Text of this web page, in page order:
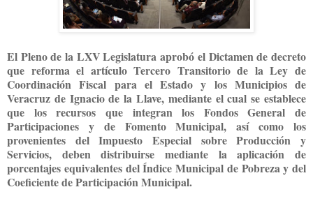
El Pleno de la LXV Legislatura aprobó el Dictamen de decreto
que reforma el artículo Tercero Transitorio de la Ley de
Coordinación Fiscal para el Estado y los Municipios de
Veracruz de Ignacio de la Llave, mediante el cual se establece
que los recursos que integran los Fondos General de
Participaciones y de Fomento Municipal, así como los
provenientes del Impuesto Especial sobre Producción y
Servicios, deben distribuirse mediante la aplicación de
porcentajes equivalentes del Índice Municipal de Pobreza y del
Coeficiente de Participación Municipal.